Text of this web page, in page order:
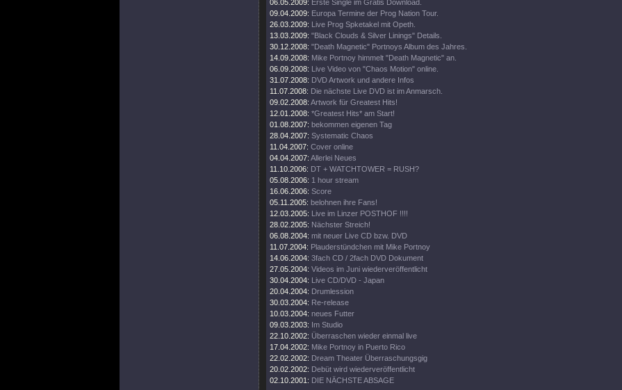
06.05.2009: Erste Single im Gratis Download.
09.04.2009: Europa Termine der Prog Nation Tour.
26.03.2009: Live Prog Spketakel mit Opeth.
13.03.2009: "Black Clouds & Silver Linings" Details.
30.12.2008: "Death Magnetic" Portnoys Album des Jahres.
14.09.2008: Mike Portnoy himmelt "Death Magnetic" an.
06.09.2008: Live Video von "Chaos Motion" online.
31.07.2008: DVD Artwork und andere Infos
11.07.2008: Die nächste Live DVD ist im Anmarsch.
09.02.2008: Artwork für Greatest Hits!
12.01.2008: *Greatest Hits* am Start!
01.08.2007: bekommen eigenen Tag
28.04.2007: Systematic Chaos
11.04.2007: Cover online
04.04.2007: Allerlei Neues
11.10.2006: DT + WATCHTOWER = RUSH?
05.08.2006: 1 hour stream
16.06.2006: Score
05.11.2005: belohnen ihre Fans!
12.03.2005: Live im Linzer POSTHOF !!!!
28.02.2005: Nächster Streich!
06.08.2004: mit neuer Live CD bzw. DVD
11.07.2004: Plauderstündchen mit Mike Portnoy
14.06.2004: 3fach CD / 2fach DVD Dokument
27.05.2004: Videos im Juni wiederveröffentlicht
30.04.2004: Live CD/DVD - Japan
20.04.2004: Drumlession
30.03.2004: Re-release
10.03.2004: neues Futter
09.03.2003: Im Studio
22.10.2002: Überraschen wieder einmal live
17.04.2002: Mike Portnoy in Puerto Rico
22.02.2002: Dream Theater Überraschungsgig
20.02.2002: Debüt wird wiederveröffentlicht
02.10.2001: DIE NÄCHSTE ABSAGE